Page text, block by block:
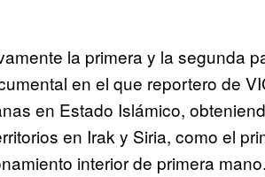
la primera y la segunda
en el que reportero de
en Estado Islámico,
en Irak y Siria, como el
interior de primera mano.